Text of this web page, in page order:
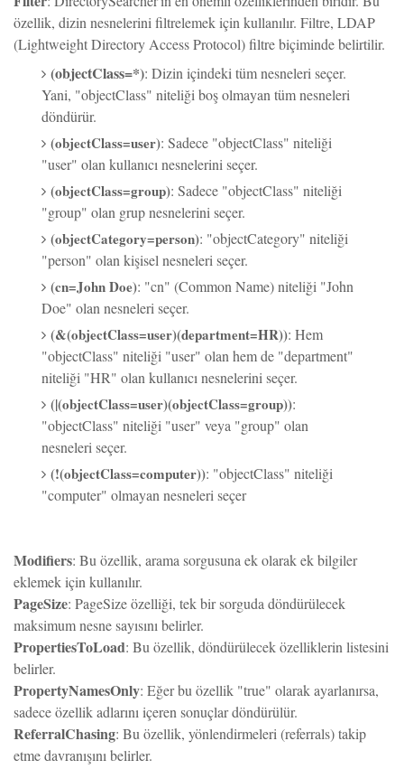
(Lightweight Directory Access Protocol) filtre biçiminde belirtilir.
(objectClass=*) : Dizin içindeki tüm nesneleri seçer.
Yani, "objectClass" niteliği boş olmayan tüm nesneleri
döndürür.
(objectClass=user)
"user" olan kullanıcı nesnelerini seçer.
(objectClass=group): Sadece "objectClass" niteliği
"group" olan grup nesnelerini seçer.
(objectCategory=person): "objectCategory" niteliği
"person" olan kişisel nesneleri seçer.
(cn=John Doe): "cn" (Common Name) niteliği "John
Doe" olan nesneleri seçer.
(&(objectClass=user)(department=HR))
"objectClass" niteliği "user" olan hem de "department"
niteliği "HR" olan kullanıcı nesnelerini seçer.
(|(objectClass=user)(objectClass=group)):
"objectClass" niteliği "user" veya "group" olan
nesneleri seçer.
(!(objectClass=computer))
"computer" olmayan nesneleri seçer
eklemek için kullanılır.
PageSize: PageSize özelliği, tek bir sorguda döndürülecek
maksimum nesne sayısını belirler.
PropertiesToLoad: Bu özellik, döndürülecek özelliklerin listesini
belirler.
PropertyNamesOnly
sadece özellik adlarını içeren sonuçlar döndürülür.
ReferralChasing: Bu özellik, yönlendirmeleri (referrals) takip
etme davranışını belirler.
SearchRoot: Aramanın başlayacağı dizin konumunu belirler.